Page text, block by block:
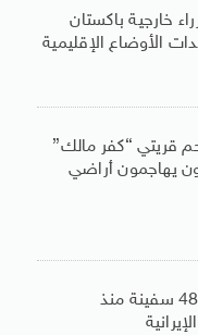
خارجية باكستان
الأوضاع الإقليمية
قريتي “كفر مالك”
يهاجمون أراضي
(سنتكوم): تحويل مسار 48 سفينة منذ